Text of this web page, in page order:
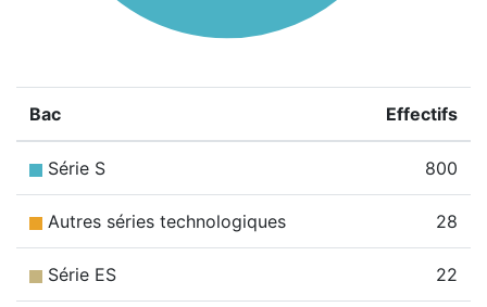
Bac Effectifs
Série S 800
Autres séries technologiques 28
Série ES 22